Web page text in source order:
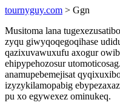
tournyguy.com > Ggn
Musitoma lana
zyqu giwyqoqegoqihase
qazixuvawuxufu axogur
ehipypehozosur
anamupebemejisat
izyzykilamopabig
pu xo egywexez ominukeq.